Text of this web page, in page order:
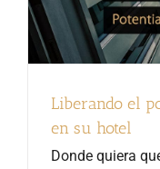
Liberando el
en su hotel
Donde quiera